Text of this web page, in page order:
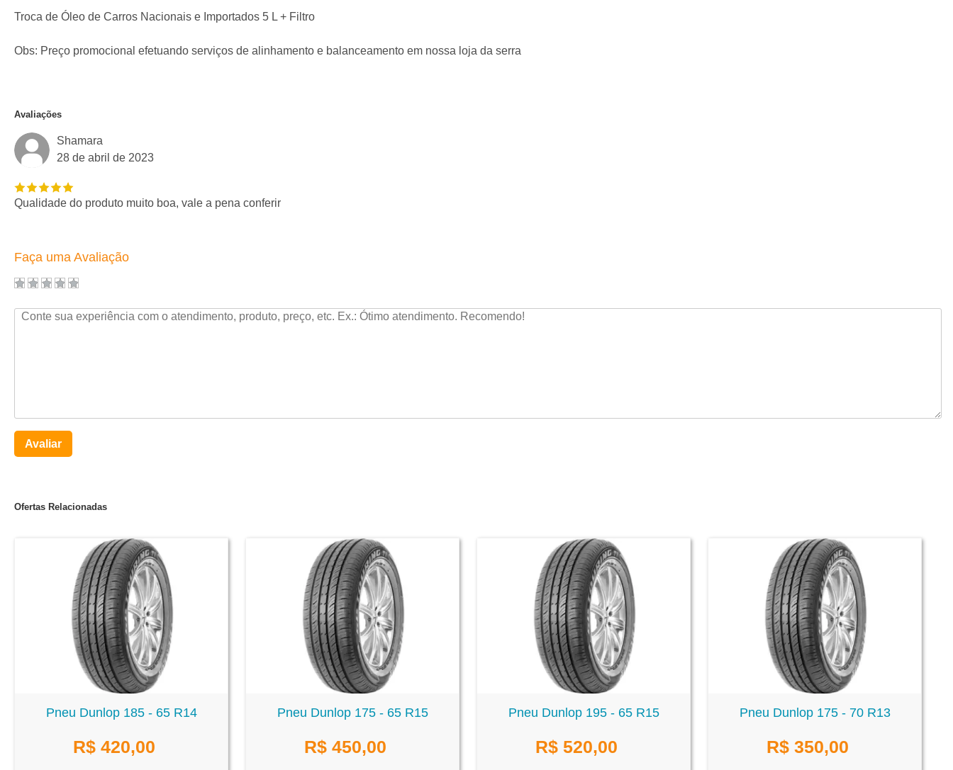
Troca de Óleo de Carros Nacionais e Importados 5 L + Filtro
Obs: Preço promocional efetuando serviços de alinhamento e balanceamento em nossa loja da serra
Avaliações
Shamara
28 de abril de 2023
Qualidade do produto muito boa, vale a pena conferir
Faça uma Avaliação
Avaliar
Ofertas Relacionadas
Pneu Dunlop 185 - 65 R14
R$ 420,00
Pneu Dunlop 175 - 65 R15
R$ 450,00
Pneu Dunlop 195 - 65 R15
R$ 520,00
Pneu Dunlop 175 - 70 R13
R$ 350,00